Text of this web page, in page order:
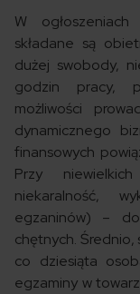
W ogłoszeniach
składane są
dużej swobody,
godzin pracy,
możliwości
dynamicznego
finansowych
Przy
niekaralność,
egzaninów) –
chętnych.
co dziesiąta
egzaminy w